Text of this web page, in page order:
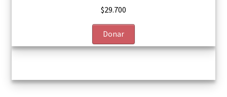
$29.700
Donar